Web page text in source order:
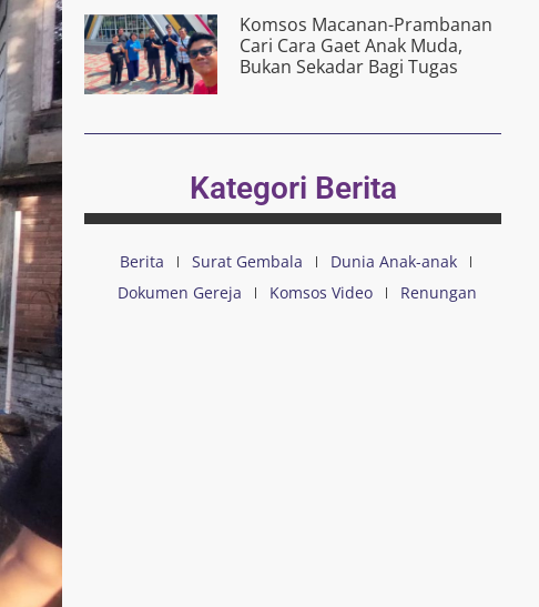
Komsos Macanan-Prambanan
Cari Cara Gaet Anak Muda,
Bukan Sekadar Bagi Tugas
Kategori Berita
Berita Surat Gembala
Dunia Anak-anak
Dokumen Gereja
Komsos Video Renungan